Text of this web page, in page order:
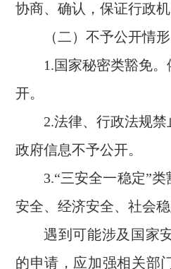
协商、确认，保证行政
（二）不予公开情形
1.国家秘密类豁免
开。
2.法律、行政法规
政府信息不予公开。
3.“三安全一稳定”
安全、经济安全、社会
遇到可能涉及国家
的申请，应加强相关部